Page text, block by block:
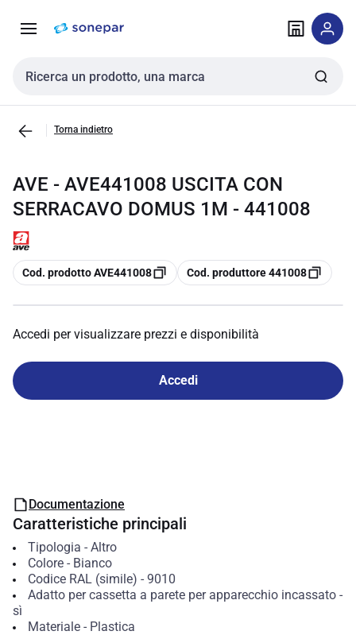
navigazione alla
Cerca input
Torna indietro
AVE - AVE441008 USCITA CON
SERRACAVO DOMUS 1M - 441008
copia
Cod. prodotto AVE441008 copia
Cod. produttore 441008
Accedi per visualizzare prezzi e disponibilità
Accedi
Documentazione
Caratteristiche principali
Tipologia - Altro
Colore- Bianco
Codice RAL (simile) - 9010
Adatto per cassetta a parete per apparecchio incassato-
sì
Materiale- Plastica